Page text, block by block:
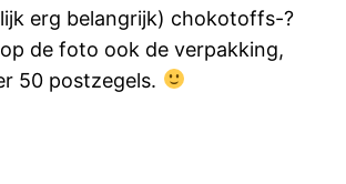
erg belangrijk) chokotoffs-?
de foto ook de verpakking,
50 postzegels.